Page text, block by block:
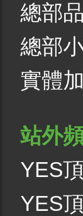
總部
總部
實體
站外
YES
YES